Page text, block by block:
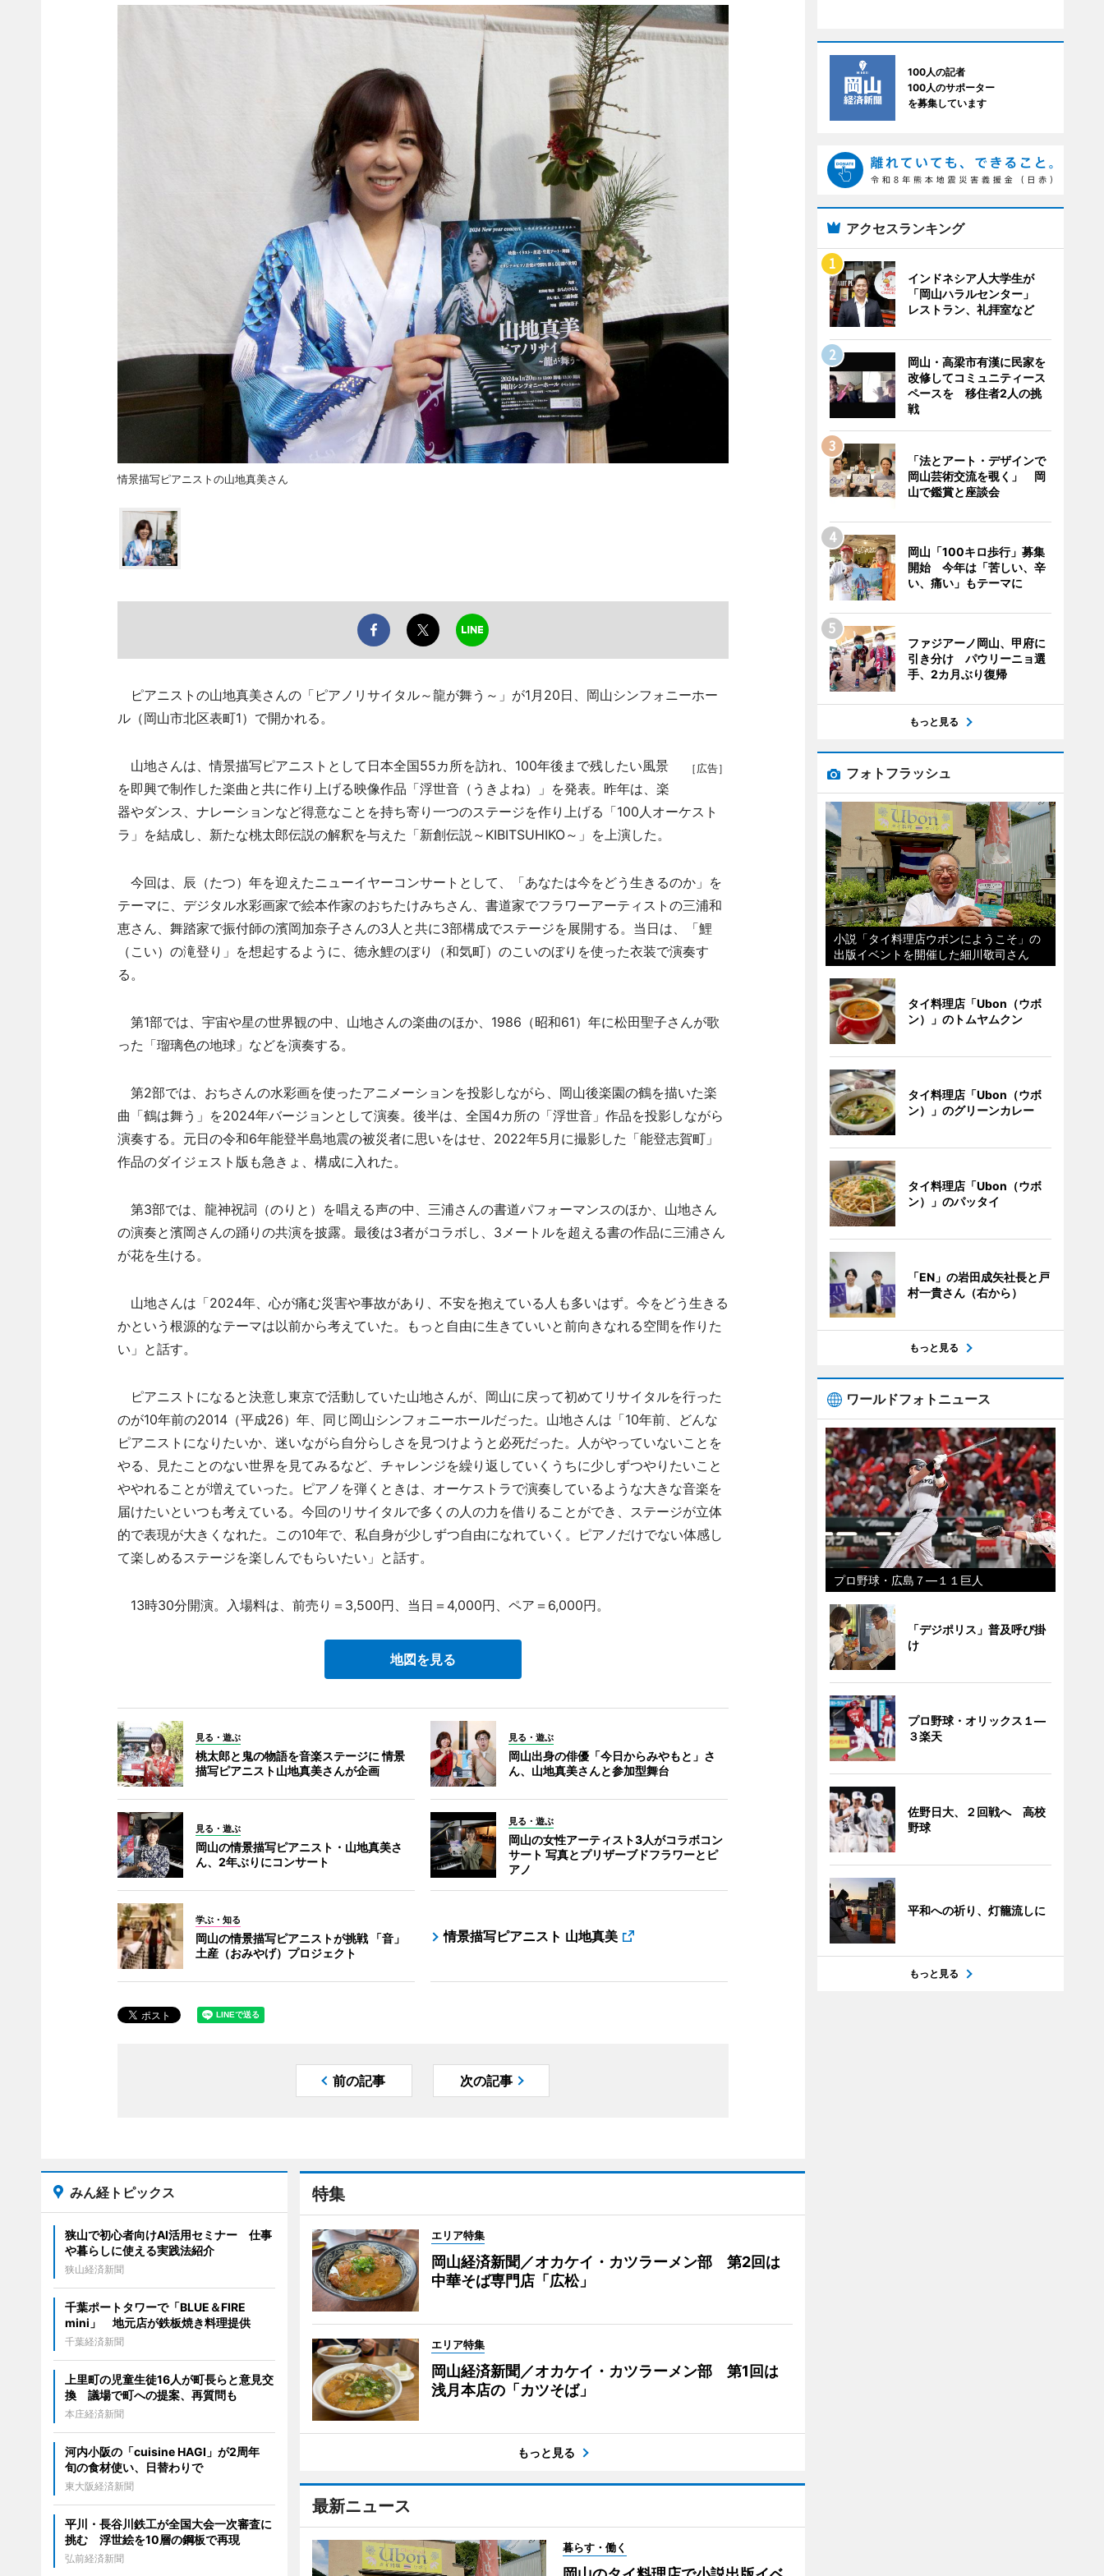
情景描写ピアニストの山地真美さん
ピアニストの山地真美さんの「ピアノリサイタル～龍が舞う～」が1月20日、岡山シンフォニーホー
ル（岡山市北区表町1）で開かれる。
［広告］
山地さんは、情景描写ピアニストとして日本全国55カ所を訪れ、100年後まで残したい風景
を即興で制作した楽曲と共に作り上げる映像作品「浮世音（うきよね）」を発表。昨年は、楽
器やダンス、ナレーションなど得意なことを持ち寄り一つのステージを作り上げる「100人オーケスト
ラ」を結成し、新たな桃太郎伝説の解釈を与えた「新創伝説～KIBITSUHIKO～」を上演した。
今回は、辰（たつ）年を迎えたニューイヤーコンサートとして、「あなたは今をどう生きるのか」を
テーマに、デジタル水彩画家で絵本作家のおちたけみちさん、書道家でフラワーアーティストの三浦和
恵さん、舞踏家で振付師の濱岡加奈子さんの3人と共に3部構成でステージを展開する。当日は、「鯉
（こい）の滝登り」を想起するように、徳永鯉のぼり（和気町）のこいのぼりを使った衣装で演奏す
る。
第1部では、宇宙や星の世界観の中、山地さんの楽曲のほか、1986（昭和61）年に松田聖子さんが歌
った「瑠璃色の地球」などを演奏する。
第2部では、おちさんの水彩画を使ったアニメーションを投影しながら、岡山後楽園の鶴を描いた楽
曲「鶴は舞う」を2024年バージョンとして演奏。後半は、全国4カ所の「浮世音」作品を投影しながら
演奏する。元日の令和6年能登半島地震の被災者に思いをはせ、2022年5月に撮影した「能登志賀町」
作品のダイジェスト版も急きょ、構成に入れた。
第3部では、龍神祝詞（のりと）を唱える声の中、三浦さんの書道パフォーマンスのほか、山地さん
の演奏と濱岡さんの踊りの共演を披露。最後は3者がコラボし、3メートルを超える書の作品に三浦さん
が花を生ける。
山地さんは「2024年、心が痛む災害や事故があり、不安を抱えている人も多いはず。今をどう生きる
かという根源的なテーマは以前から考えていた。もっと自由に生きていいと前向きなれる空間を作りた
い」と話す。
ピアニストになると決意し東京で活動していた山地さんが、岡山に戻って初めてリサイタルを行った
のが10年前の2014（平成26）年、同じ岡山シンフォニーホールだった。山地さんは「10年前、どんな
ピアニストになりたいか、迷いながら自分らしさを見つけようと必死だった。人がやっていないことを
やる、見たことのない世界を見てみるなど、チャレンジを繰り返していくうちに少しずつやりたいこと
ややれることが増えていった。ピアノを弾くときは、オーケストラで演奏しているような大きな音楽を
届けたいといつも考えている。今回のリサイタルで多くの人の力を借りることができ、ステージが立体
的で表現が大きくなれた。この10年で、私自身が少しずつ自由になれていく。ピアノだけでない体感し
て楽しめるステージを楽しんでもらいたい」と話す。
13時30分開演。入場料は、前売り＝3,500円、当日＝4,000円、ペア＝6,000円。
地図を見る
見る・遊ぶ
桃太郎と鬼の物語を音楽ステージに 情景
描写ピアニスト山地真美さんが企画
見る・遊ぶ
岡山出身の俳優「今日からみやもと」さ
ん、山地真美さんと参加型舞台
見る・遊ぶ
岡山の情景描写ピアニスト・山地真美さ
ん、2年ぶりにコンサート
見る・遊ぶ
岡山の女性アーティスト3人がコラボコン
サート 写真とプリザーブドフラワーとピ
アノ
学ぶ・知る
岡山の情景描写ピアニストが挑戦 「音」
土産（おみやげ）プロジェクト
情景描写ピアニスト 山地真美
前の記事 次の記事
特集
エリア特集
岡山経済新聞／オカケイ・カツラーメン部 第2回は
中華そば専門店「広松」
エリア特集
岡山経済新聞／オカケイ・カツラーメン部 第1回は
浅月本店の「カツそば」
もっと見る
最新ニュース
暮らす・働く
みん経トピックス
狭山で初心者向けAI活用セミナー 仕事
や暮らしに使える実践法紹介
狭山経済新聞
千葉ポートタワーで「BLUE＆FIRE
mini」 地元店が鉄板焼き料理提供
千葉経済新聞
上里町の児童生徒16人が町長らと意見交
換 議場で町への提案、再質問も
本庄経済新聞
河内小阪の「cuisine HAGI」が2周年
旬の食材使い、日替わりで
東大阪経済新聞
平川・長谷川鉄工が全国大会一次審査に
挑む 浮世絵を10層の鋼板で再現
弘前経済新聞
100人の記者
100人のサポーター
を募集しています
アクセスランキング
インドネシア人大学生が
「岡山ハラルセンター」
レストラン、礼拝室など
岡山・高梁市有漢に民家を
改修してコミュニティース
ペースを 移住者2人の挑
戦
「法とアート・デザインで
岡山芸術交流を覗く」 岡
山で鑑賞と座談会
岡山「100キロ歩行」募集
開始 今年は「苦しい、辛
い、痛い」もテーマに
ファジアーノ岡山、甲府に
引き分け パウリーニョ選
手、2カ月ぶり復帰
もっと見る
フォトフラッシュ
小説「タイ料理店ウボンにようこそ」の
出版イベントを開催した細川敬司さん
タイ料理店「Ubon（ウボ
ン）」のトムヤムクン
タイ料理店「Ubon（ウボ
ン）」のグリーンカレー
タイ料理店「Ubon（ウボ
ン）」のパッタイ
「EN」の岩田成矢社長と戸
村一貴さん（右から）
もっと見る
ワールドフォトニュース
プロ野球・広島７―１１巨人
「デジポリス」普及呼び掛
け
プロ野球・オリックス１―
３楽天
佐野日大、２回戦へ 高校
野球
平和への祈り、灯籠流しに
もっと見る